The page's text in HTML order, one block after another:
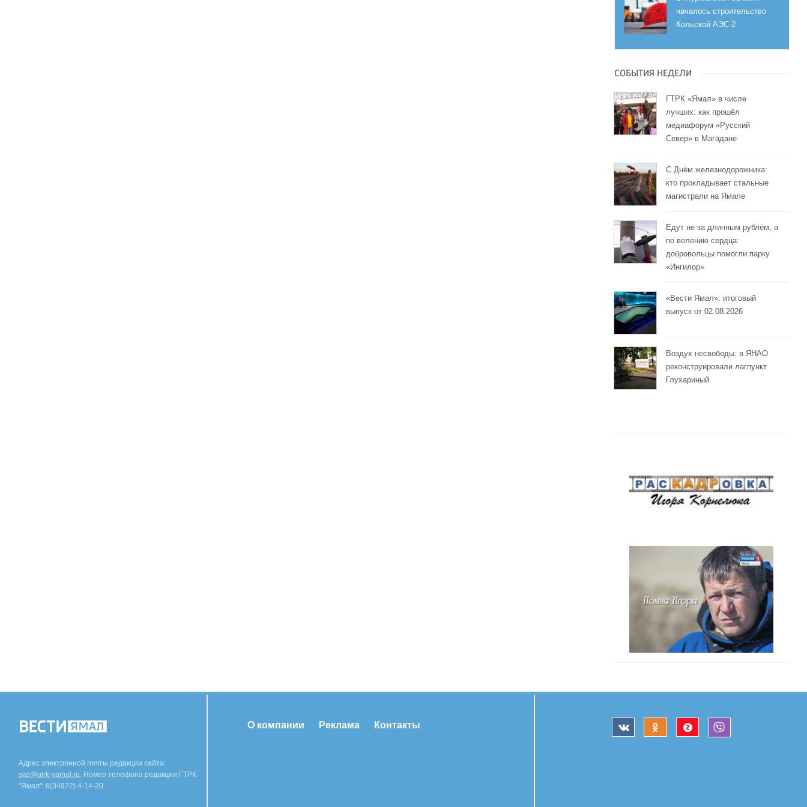
началось строительство
Кольской АЭС-2
СОБЫТИЯ НЕДЕЛИ
ГТРК «Ямал» в числе
лучших: как прошёл
медиафорум «Русский
Север» в Магадане
С Днём железнодорожника:
кто прокладывает стальные
магистрали на Ямале
Едут не за длинным рублём, а
по велению сердца:
добровольцы помогли парку
«Ингилор»
«Вести Ямал»: итоговый
выпуск от 02.08.2026
Воздух несвободы: в ЯНАО
реконструировали лагпункт
Глухариный
Адрес электронной почты редакции сайта:
site@gtrk-yamal.ru. Номер телефона редакции ГТРК
"Ямал": 8(34922) 4-14-20.
О компании Реклама Контакты